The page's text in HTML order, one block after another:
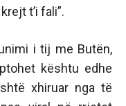
t’i fali”.
i tij me Butën,
kështu edhe
xhiruar nga të